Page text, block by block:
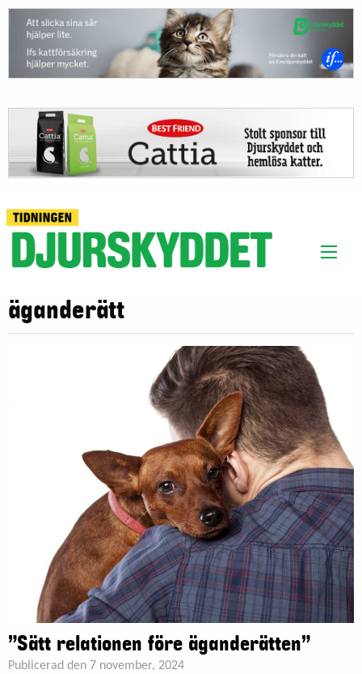
äganderätt
”Sätt relationen före äganderätten”
Publicerad den 7 november, 2024